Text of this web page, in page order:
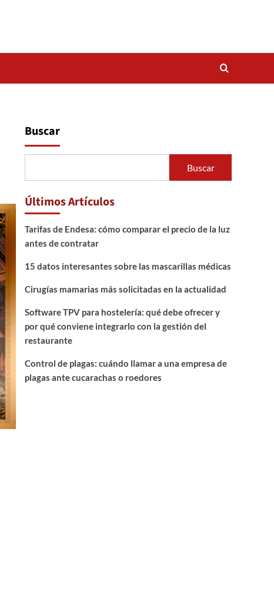
Buscar
Buscar
Últimos Artículos
Tarifas de Endesa: cómo comparar el precio de la luz
antes de contratar
15 datos interesantes sobre las mascarillas médicas
Cirugías mamarias más solicitadas en la actualidad
Software TPV para hostelería: qué debe ofrecer y
por qué conviene integrarlo con la gestión del
restaurante
Control de plagas: cuándo llamar a una empresa de
plagas ante cucarachas o roedores